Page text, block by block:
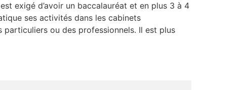
exigé d’avoir un baccalauréat et en plus 3 à 4
ses activités dans les cabinets
ou des professionnels. Il est plus